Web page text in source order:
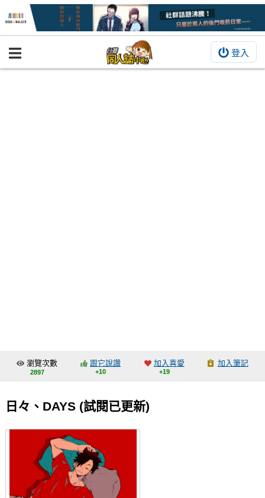
登入
BOOKY書集倉庫
交流中心
會員功能選單
會員中心
註冊會員
登入
瀏覽次數
2897
跟它說讚
+10
加入喜愛
+19
加入筆記
日々、DAYS (試閱已更新)